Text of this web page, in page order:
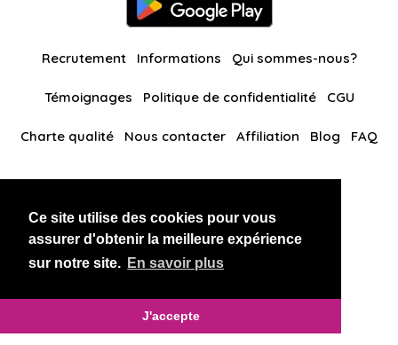
Ce site utilise des cookies pour vous
assurer d'obtenir la meilleure expérience
sur notre site. En savoir plus
J'accepte
Recrutement Informations Qui sommes-nous?
Témoignages Politique de confidentialité CGU
Charte qualité Nous contacter Affiliation Blog FAQ
BlackAndBeauties RussianKisses